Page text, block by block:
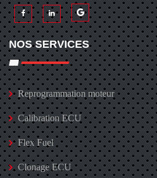
NOS SERVICES
Reprogrammation moteur
Calibration ECU
Flex Fuel
Clonage ECU